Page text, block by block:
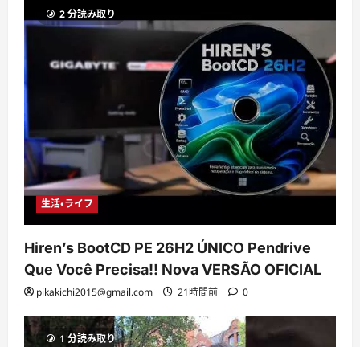
2 分読み取り
生活・ライフ
Hiren’s BootCD PE 26H2 ÚNICO Pendrive
Que Você Precisa!! Nova VERSÃO OFICIAL
pikakichi2015@gmail.com 21時間前 0
1 分読み取り